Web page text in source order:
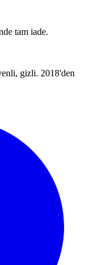
tam iade.
gizli. 2018'den